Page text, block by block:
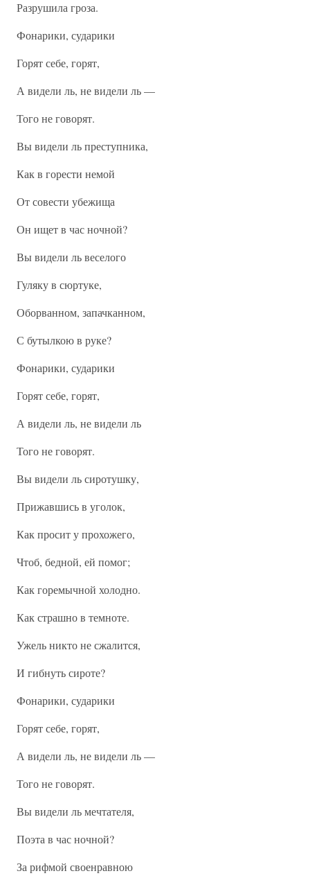
Разрушила гроза.
Фонарики, сударики
Горят себе, горят,
А видели ль, не видели ль —
Того не говорят.
Вы видели ль преступника,
Как в горести немой
От совести убежища
Он ищет в час ночной?
Вы видели ль веселого
Гуляку в сюртуке,
Оборванном, запачканном,
С бутылкою в руке?
Фонарики, сударики
Горят себе, горят,
А видели ль, не видели ль
Того не говорят.
Вы видели ль сиротушку,
Прижавшись в уголок,
Как просит у прохожего,
Чтоб, бедной, ей помог;
Как горемычной холодно.
Как страшно в темноте.
Ужель никто не сжалится,
И гибнуть сироте?
Фонарики, сударики
Горят себе, горят,
А видели ль, не видели ль —
Того не говорят.
Вы видели ль мечтателя,
Поэта в час ночной?
За рифмой своенравною